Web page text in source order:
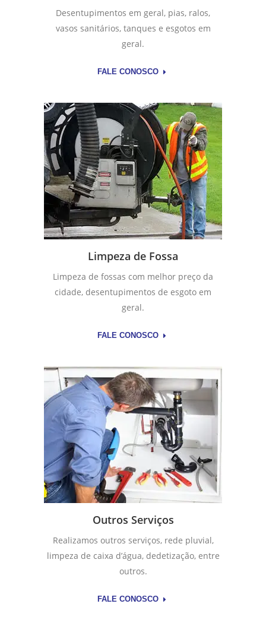
Desentupimentos em geral, pias, ralos,
vasos sanitários, tanques e esgotos em
geral.
FALE CONOSCO
Limpeza de Fossa
Limpeza de fossas com melhor preço da
cidade, desentupimentos de esgoto em
geral.
FALE CONOSCO
Outros Serviços
Realizamos outros serviços, rede pluvial,
limpeza de caixa d’água, dedetização, entre
outros.
FALE CONOSCO